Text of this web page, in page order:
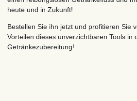
heute und in Zukunft!
Bestellen Sie ihn jetzt und profitieren Sie
Vorteilen dieses unverzichtbaren Tools in
Getränkezubereitung!